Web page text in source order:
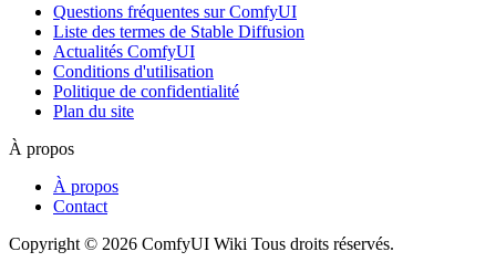
Questions fréquentes sur ComfyUI
Liste des termes de Stable Diffusion
Actualités ComfyUI
Conditions d'utilisation
Politique de confidentialité
Plan du site
À propos
À propos
Contact
Copyright © 2026 ComfyUI Wiki Tous droits réservés.